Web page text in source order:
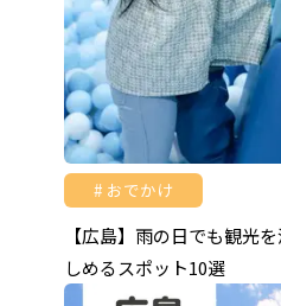
おでかけ
【広島】雨の日でも観光
しめるスポット10選